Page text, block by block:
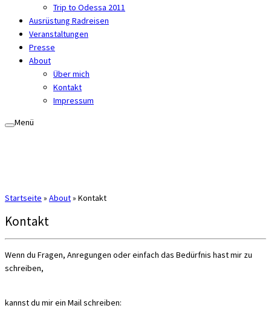
Trip to Odessa 2011
Ausrüstung Radreisen
Veranstaltungen
Presse
About
Über mich
Kontakt
Impressum
Menü
Startseite » About» Kontakt
Kontakt
Wenn du Fragen, Anregungen oder einfach das Bedürfnis hast mir zu
schreiben,
kannst du mir ein Mail schreiben: